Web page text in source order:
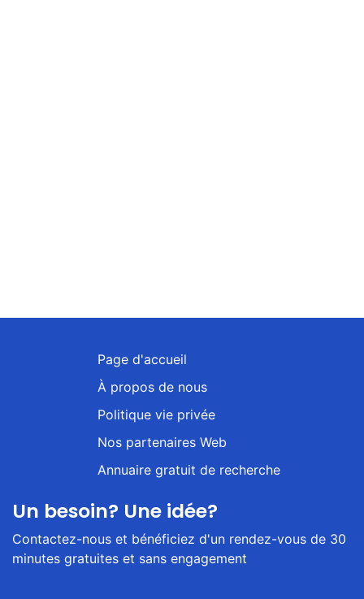
Page d'accueil
À propos de nous
Politique vie privée
Nos partenaires Web
Annuaire gratuit de recherche
Un besoin? Une idée?
Contactez-nous et bénéficiez d'un rendez-vous de 30
minutes gratuites et sans engagement